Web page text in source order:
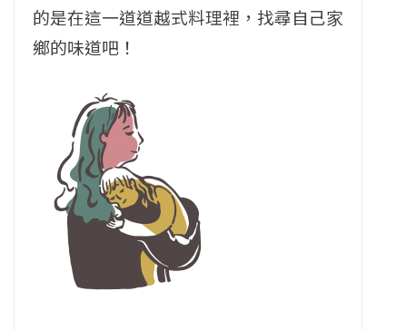
的是在這一道道越式料理裡，找尋自己家
鄉的味道吧！